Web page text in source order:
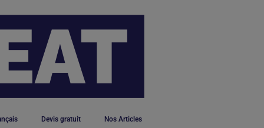
Devis gratuit Nos Articles